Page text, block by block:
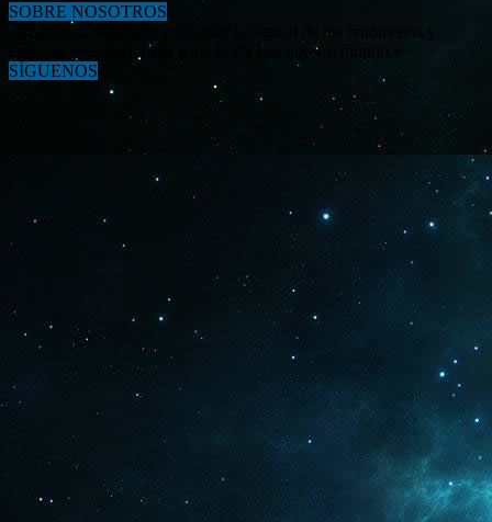
SOBRE NOSOTROS
«Investigar, descubrir y difundir la verdad de los fenómenos y
enigmas relacionados al tema OVNI en nuestro mundo.»
SÍGUENOS